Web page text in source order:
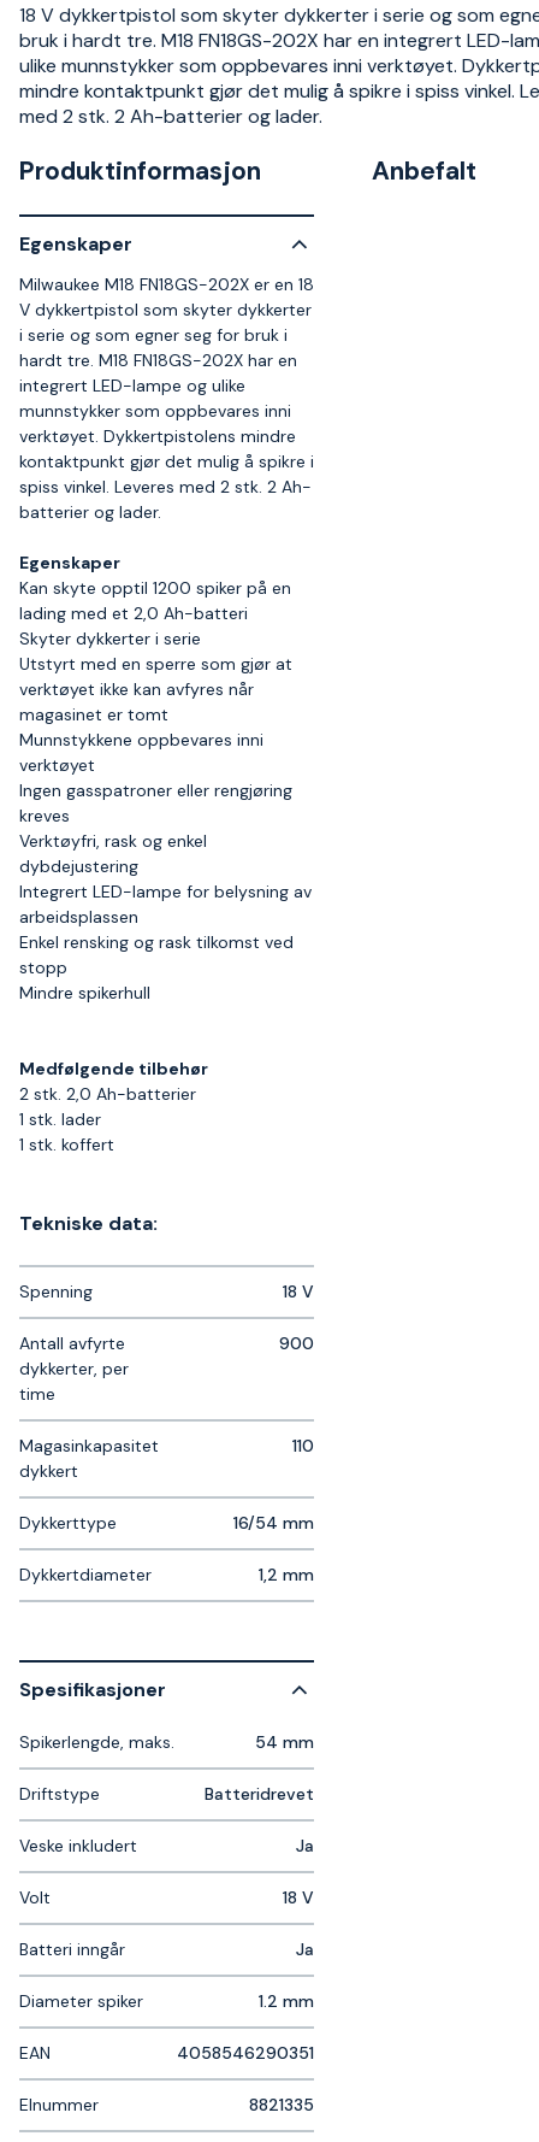
18 V dykkertpistol som skyter dykkerter i serie og som
bruk i hardt tre. M18 FN18GS-202X har en integrert LED-
ulike munnstykker som oppbevares inni verktøyet.
mindre kontaktpunkt gjør det mulig å spikre i spiss vinkel.
med 2 stk. 2 Ah-batterier og lader.
Produktinformasjon
Egenskaper
Milwaukee M18 FN18GS-202X er en 18
V dykkertpistol som skyter dykkerter
i serie og som egner seg for bruk i
hardt tre. M18 FN18GS-202X har en
integrert LED-lampe og ulike
munnstykker som oppbevares inni
verktøyet. Dykkertpistolens mindre
kontaktpunkt gjør det mulig å spikre i
spiss vinkel. Leveres med 2 stk. 2 Ah-
batterier og lader.
Egenskaper
Kan skyte opptil 1200 spiker på en
lading med et 2,0 Ah-batteri
Skyter dykkerter i serie
Utstyrt med en sperre som gjør at
verktøyet ikke kan avfyres når
magasinet er tomt
Munnstykkene oppbevares inni
verktøyet
Ingen gasspatroner eller rengjøring
kreves
Verktøyfri, rask og enkel
dybdejustering
Integrert LED-lampe for belysning av
arbeidsplassen
Enkel rensking og rask tilkomst ved
stopp
Mindre spikerhull
Medfølgende tilbehør
2 stk. 2,0 Ah-batterier
1 stk. lader
1 stk. koffert
Tekniske data:
Spenning 18 V
Antall avfyrte
dykkerter, per
time
900
Magasinkapasitet
dykkert
110
Dykkerttype 16/54 mm
Dykkertdiameter 1,2 mm
Spesifikasjoner
Spikerlengde, maks. 54 mm
Driftstype Batteridrevet
Veske inkludert Ja
Volt 18 V
Batteri inngår Ja
Diameter spiker 1.2 mm
EAN 4058546290351
Elnummer 8821335
Anbefalt